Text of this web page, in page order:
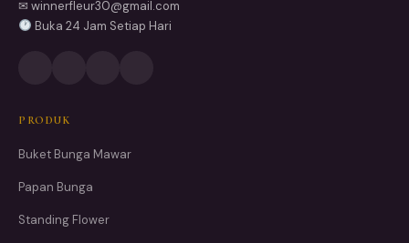
✉ winnerfleur30@gmail.com
Buka 24 Jam Setiap Hari
PRODUK
Buket Bunga Mawar
Papan Bunga
Standing Flower